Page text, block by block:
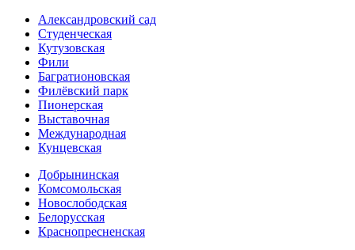
Александровский сад
Студенческая
Кутузовская
Фили
Багратионовская
Филёвский парк
Пионерская
Выставочная
Международная
Кунцевская
Добрынинская
Комсомольская
Новослободская
Белорусская
Краснопресненская